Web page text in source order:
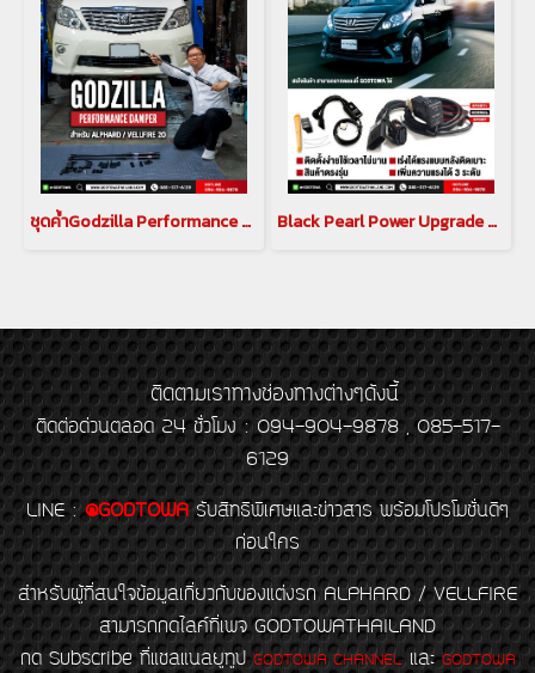
ชุดค้ำGodzilla Performance Damper สำหรับรถยนต์ Alphard Vellfire 20 Godzilla Performance Damper Alphard Vellfire 20 Black Pearl Power Upgrade Sport Plus E-Pedal Box คันเร่งไฟฟ้า Black Pearl สำหรับ ALPHARD / VELLFIRE 20 กล่องเพิ่มสมรรถนะสำหรับรถยนต์โตโยต้าอัลพาร์ด เวลไฟร์ คันเร่งไฟฟ้าอัลพาร์ด เวลไฟร์ 20 ตัวเร่งอัลพาร์ด เวลไฟร์
ติดตามเราทางช่องทางต่างๆดังนี้
ติดต่อด่วนตลอด 24 ชั่วโมง : 094-904-9878 , 085-517-
6129
LINE : @GODTOWA รับสิทธิพิเศษและข่าวสาร พร้อมโปรโมชั่นดีๆ
ก่อนใคร
สำหรับผู้ที่สนใจข้อมูลเกี่ยวกับของแต่งรถ ALPHARD / VELLFIRE
สามารถกดไลค์ที่เพจ GODTOWATHAILAND
กด Subscribe ที่แชลแนลยูทูป GODTOWA CHANNELและGODTOWA